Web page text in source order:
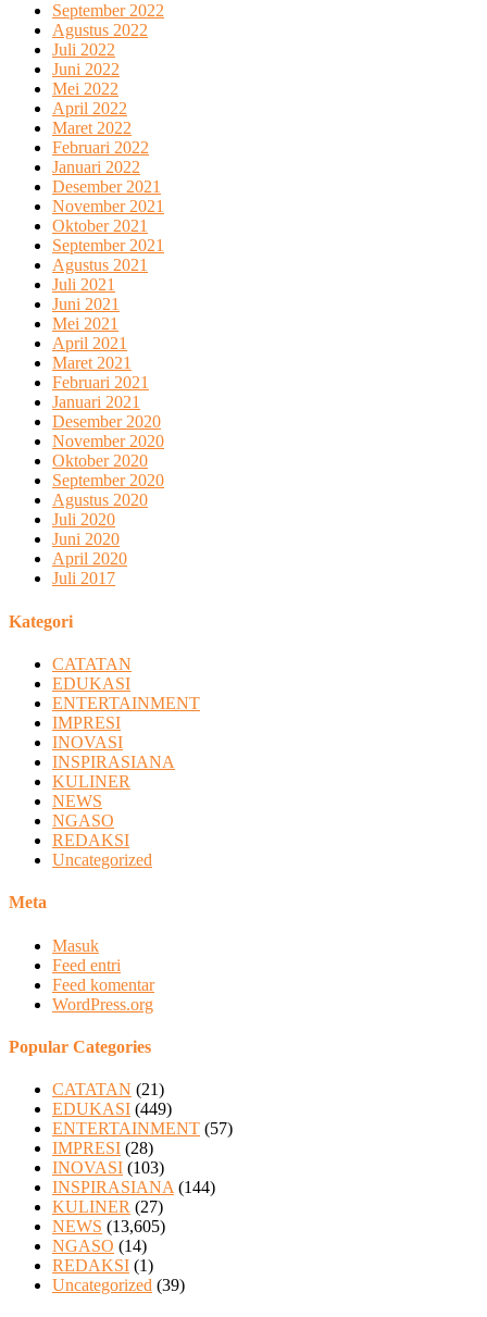
September 2022
Agustus 2022
Juli 2022
Juni 2022
Mei 2022
April 2022
Maret 2022
Februari 2022
Januari 2022
Desember 2021
November 2021
Oktober 2021
September 2021
Agustus 2021
Juli 2021
Juni 2021
Mei 2021
April 2021
Maret 2021
Februari 2021
Januari 2021
Desember 2020
November 2020
Oktober 2020
September 2020
Agustus 2020
Juli 2020
Juni 2020
April 2020
Juli 2017
Kategori
CATATAN
EDUKASI
ENTERTAINMENT
IMPRESI
INOVASI
INSPIRASIANA
KULINER
NEWS
NGASO
REDAKSI
Uncategorized
Meta
Masuk
Feed entri
Feed komentar
WordPress.org
Popular Categories
CATATAN (21)
EDUKASI (449)
ENTERTAINMENT (57)
IMPRESI (28)
INOVASI (103)
INSPIRASIANA (144)
KULINER (27)
NEWS (13,605)
NGASO (14)
REDAKSI (1)
Uncategorized (39)